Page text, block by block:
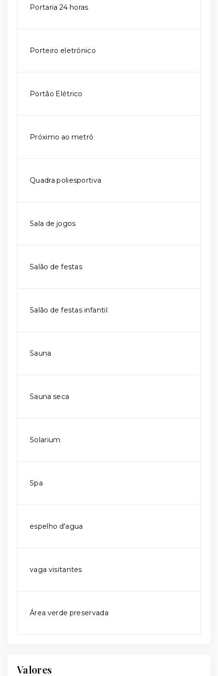
Portaria 24 horas
Porteiro eletrônico
Portão Elétrico
Próximo ao metrô
Quadra poliesportiva
Sala de jogos
Salão de festas
Salão de festas infantil
Sauna
Sauna seca
Solarium
Spa
espelho d'agua
vaga visitantes
Área verde preservada
Valores